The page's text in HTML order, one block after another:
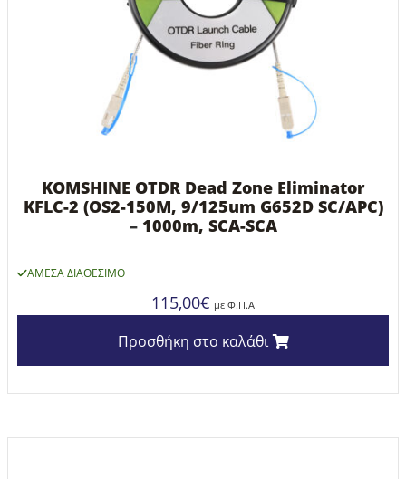
KOMSHINE OTDR Dead Zone Eliminator
KFLC-2 (OS2-150M, 9/125um G652D SC/APC)
– 1000m, SCA-SCA
ΆΜΕΣΑ ΔΙΑΘΈΣΙΜΟ
115,00€ με Φ.Π.Α
Προσθήκη στο καλάθι